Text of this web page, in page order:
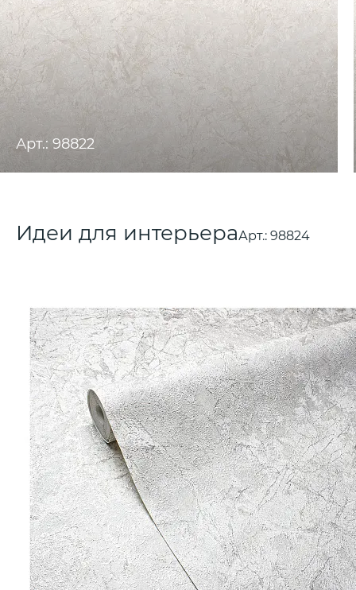
Арт.: 98822
Идеи для интерьераАрт.: 98824